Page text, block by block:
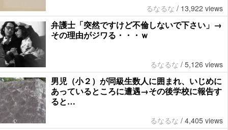
るなるな / 13,922 views
弁護士「突然ですけど不倫しないで下さい」→
その理由がジワる・・・ｗ
るなるな / 5,126 views
男児（小２）が同級生数人に囲まれ、いじめに
あっているところに遭遇→その後学校に報告す
ると…
るなるな / 4,405 views